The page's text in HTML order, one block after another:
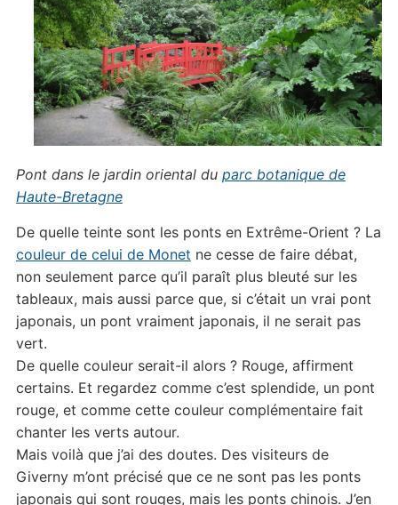
Pont dans le jardin oriental du parc botanique de
Haute-Bretagne
De quelle teinte sont les ponts en Extrême-Orient ? La
couleur de celui de Monet ne cesse de faire débat,
non seulement parce qu’il paraît plus bleuté sur les
tableaux, mais aussi parce que, si c’était un vrai pont
japonais, un pont vraiment japonais, il ne serait pas
vert.
De quelle couleur serait-il alors ? Rouge, affirment
certains. Et regardez comme c’est splendide, un pont
rouge, et comme cette couleur complémentaire fait
chanter les verts autour.
Mais voilà que j’ai des doutes. Des visiteurs de
Giverny m’ont précisé que ce ne sont pas les ponts
japonais qui sont rouges, mais les ponts chinois. J’en